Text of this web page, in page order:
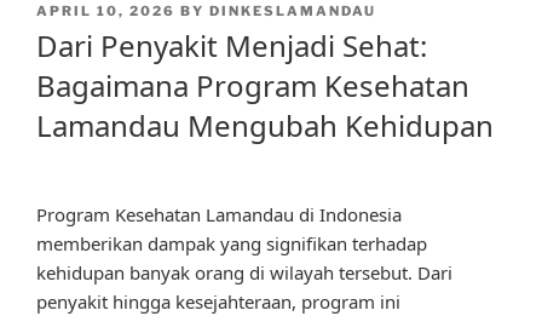
POSTED
APRIL 10, 2026 BY DINKESLAMANDAU
Dari Penyakit Menjadi Sehat:
Bagaimana Program Kesehatan
Lamandau Mengubah Kehidupan
Program Kesehatan Lamandau di Indonesia
memberikan dampak yang signifikan terhadap
kehidupan banyak orang di wilayah tersebut. Dari
penyakit hingga kesejahteraan, program ini